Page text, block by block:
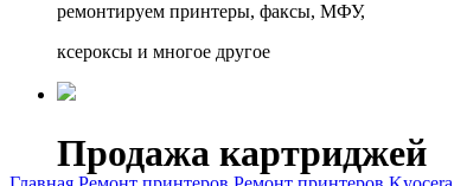
ремонтируем принтеры, факсы, МФУ,
ксероксы и многое другое
Продажа картриджей